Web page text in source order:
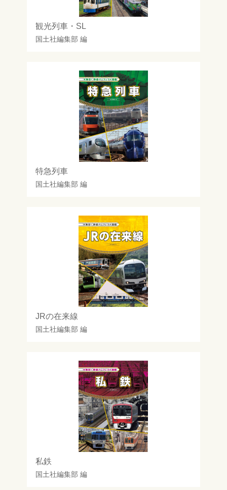
観光列車・SL
国土社編集部 編
特急列車
国土社編集部 編
JRの在来線
国土社編集部 編
私鉄
国土社編集部 編